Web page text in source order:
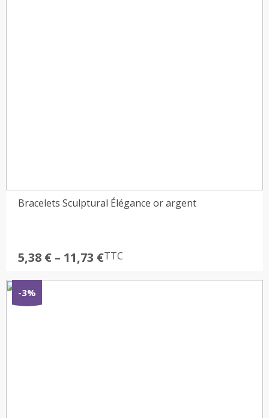
Bracelets Sculptural Élégance or argent
5,38 € – 11,73 €
Plage
prix :
5,38 €
TTC
-3%